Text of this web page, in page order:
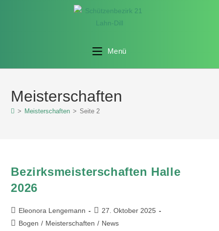
Menü
Meisterschaften
> Meisterschaften > Seite 2
Bezirksmeisterschaften Halle
2026
Eleonora Lengemann
27. Oktober 2025
Bogen / Meisterschaften / News